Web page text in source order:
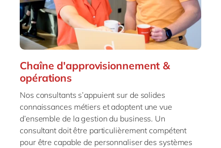
Chaîne d'approvisionnement &
opérations
Nos consultants s’appuient sur de solides
connaissances métiers et adoptent une vue
d’ensemble de la gestion du business. Un
consultant doit être particulièrement compétent
pour être capable de personnaliser des systèmes